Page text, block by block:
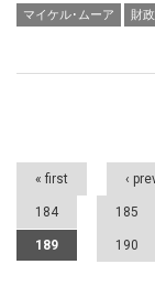
マイケル･ムーア 財
Pages
« first ‹
184 185
189 190